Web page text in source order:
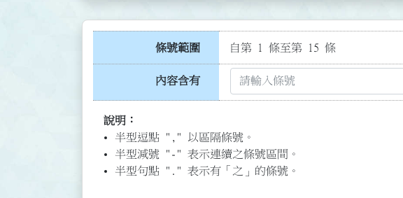
條號範圍 自第 1 條至第 15 條
內容含有
說明：
半型逗點 "," 以區隔條號。
半型減號 "-" 表示連續之條號區間。
半型句點 "." 表示有「之」的條號。